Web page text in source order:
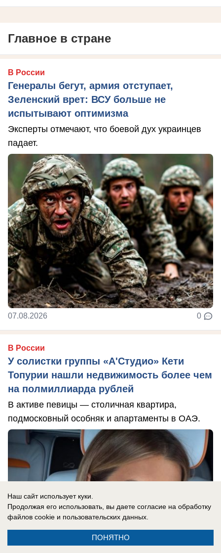
Главное в стране
В России
Генералы бегут, армия отступает,
Зеленский врет: ВСУ больше не
испытывают оптимизма
Эксперты отмечают, что боевой дух украинцев
падает.
07.08.2026 0
В России
У солистки группы «А'Студио» Кети
Топурии нашли недвижимость более чем
на полмиллиарда рублей
В активе певицы — столичная квартира,
подмосковный особняк и апартаменты в ОАЭ.
Наш сайт использует куки.
Продолжая его использовать, вы даете согласие на обработку
файлов cookie и пользовательских данных.
ПОНЯТНО